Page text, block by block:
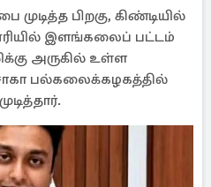
பிறகு, கிண்டியில்
இளங்கலைப் பட்டம்
அருகில் உள்ள
பல்கலைக்கழகத்தில்